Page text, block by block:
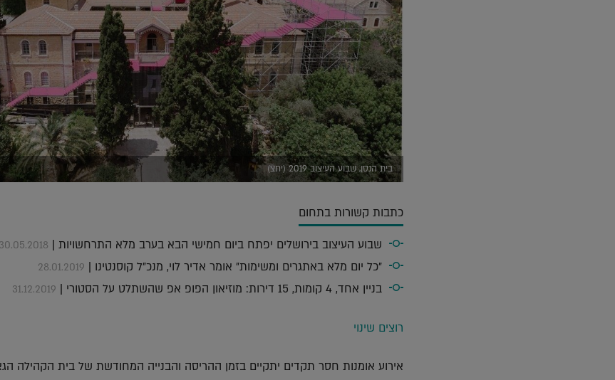
בית הנסן, שבוע העיצוב 2019 (יחצ)
כתבות קשורות בתחום
שבוע העיצוב בירושלים יפתח ביום חמישי הבא בערב מלא התרחשויות | 30.05.2018
"כל יום מלא באתגרים ומשימות" אומר אדיר לוי, מנכ"ל קוסנטינו | 28.01.2019
בניין אחד, 4 קומות, 15 דירות: מוזיאון הפופ אפ שהשתלט על הסטורי | 31.12.2019
רוצים שינוי
אירוע אומנות חסר תקדים יתקיים בזמן ההריסה והבנייה המחודשת של בית הקהילה